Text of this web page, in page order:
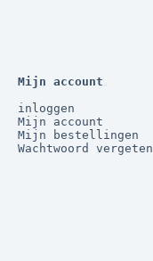
Mijn account
inloggen
Mijn account
Mijn bestellingen
Wachtwoord vergeten